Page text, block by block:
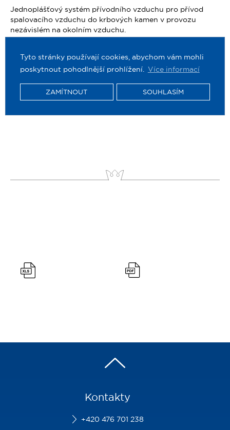
Tyto stránky používají cookies, abychom vám mohli
poskytnout pohodlnější prohlížení. Více informací
ZAMÍTNOUT SOUHLASÍM
Jednoplášťový systém přívodního vzduchu pro přívod
spalovacího vzduchu do krbových kamen v provozu
nezávislém na okolním vzduchu.
Díky integrované výfukové klapce lze zamezit cirkulaci
Je třeba zajistit, aby klapka byla během provozu zařízení
SYSTEM_DETAIL_ICONS
Kontakty
+420 476 701 238